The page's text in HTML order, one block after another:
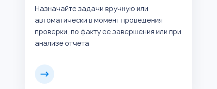
Назначайте задачи вручную или
автоматически в момент проведения
проверки, по факту ее завершения или при
анализе отчета